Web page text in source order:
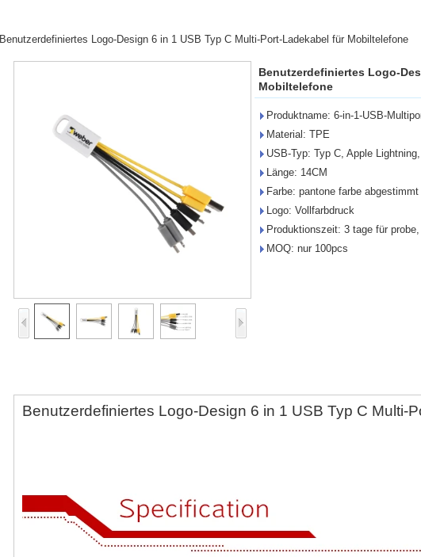
Benutzerdefiniertes Logo-Design 6 in 1 USB Typ C Multi-Port-Ladekabel für Mobiltelefone
Benutzerdefiniertes Logo-
Mobiltelefone
Produktname: 6-in-1-USB-
Material: TPE
USB-Typ: Typ C, Apple
Länge: 14CM
Farbe: pantone farbe abgestimmt
Logo: Vollfarbdruck
Produktionszeit: 3 tage für
MOQ: nur 100pcs
Benutzerdefiniertes Logo-Design 6 in 1 USB Typ C Multi-